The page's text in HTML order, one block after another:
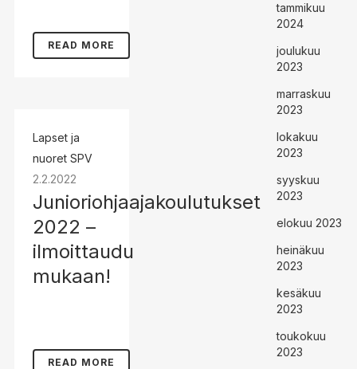
READ MORE
Lapset ja
nuoret SPV
2.2.2022
Junioriohjaajakoulutukset
2022 –
ilmoittaudu
mukaan!
READ MORE
tammikuu
2024
joulukuu
2023
marraskuu
2023
lokakuu
2023
syyskuu
2023
elokuu 2023
heinäkuu
2023
kesäkuu
2023
toukokuu
2023